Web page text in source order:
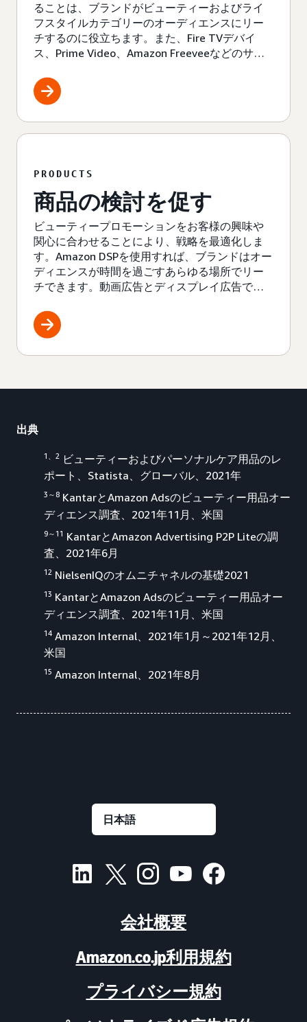
ることは、ブランドがビューティーおよびライ
フスタイルカテゴリーのオーディエンスにリー
チするのに役立ちます。また、Fire TVデバイ
ス、Prime Video、Amazon Freeveeなどのサー
たことのない人たちにリーチすることもできま
す。
PRODUCTS
商品の検討を促す
ビューティープロモーションをお客様の興味や
関心に合わせることにより、戦略を最適化しま
す。Amazon DSPを使用すれば、ブランドはオー
ディエンスが時間を過ごすあらゆる場所でリー
チできます。動画広告とディスプレイ広告で
る場所で紹介できます。また、Amazonの音声広
告を使用すれば、エンゲージメントの高いオー
出典
1、2
ビューティーおよびパーソナルケア用品のレ
ポート、Statista、グローバル、2021年
3～8 KantarとAmazon Adsのビューティー用品オー
ディエンス調査、2021年11月、米国
9～11 KantarとAmazon Advertising P2P Liteの調
査、2021年6月
12 NielsenIQのオムニチャネルの基礎2021
13 KantarとAmazon Adsのビューティー用品オー
ディエンス調査、2021年11月、米国
14 Amazon Internal、2021年1月～2021年12月、
米国
15 Amazon Internal、2021年8月
会社概要
Amazon.co.jp利用規約
プライバシー規約